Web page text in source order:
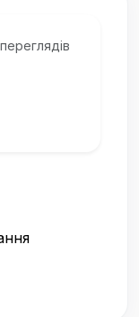
переглядів